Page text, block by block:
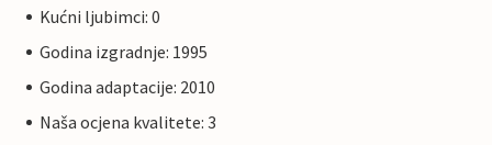
Kućni ljubimci: 0
Godina izgradnje: 1995
Godina adaptacije: 2010
Naša ocjena kvalitete: 3